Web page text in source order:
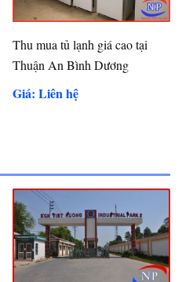
Thu mua tủ lạnh giá cao tại
Thuận An Bình Dương
Giá: Liên hệ